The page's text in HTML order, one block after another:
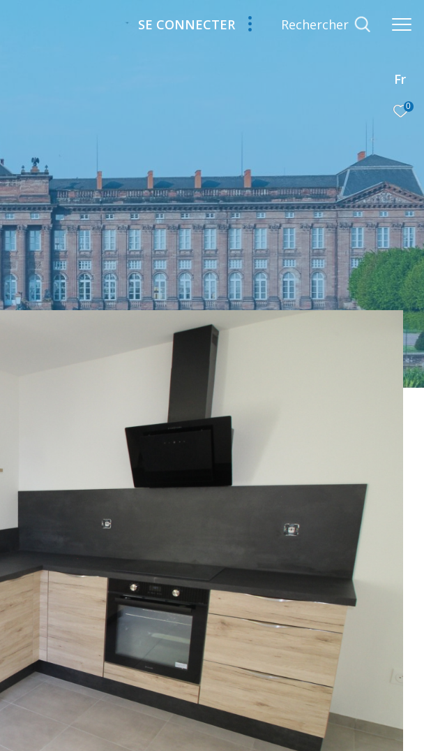
Fr
0
SE CONNECTER Rechercher